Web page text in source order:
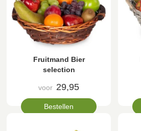
Fruitmand Bier
selection
voor 29,95
Bestellen